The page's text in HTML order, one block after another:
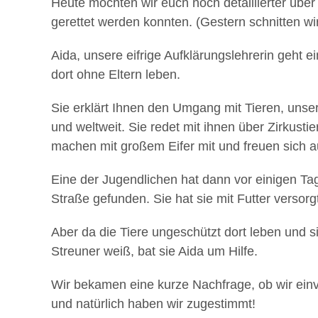
gerettet werden konnten. (Gestern schnitten
Aida, unsere eifrige Aufklärungslehrerin geht
dort ohne Eltern leben.
Sie erklärt Ihnen den Umgang mit Tieren,
und weltweit. Sie redet mit ihnen über
machen mit großem Eifer mit und freuen sich
Eine der Jugendlichen hat dann vor einigen
Straße gefunden. Sie hat sie mit Futter
Aber da die Tiere ungeschützt dort leben und
Streuner weiß, bat sie Aida um Hilfe.
Wir bekamen eine kurze Nachfrage, ob wir
und natürlich haben wir zugestimmt!